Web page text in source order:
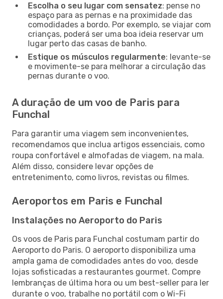
Escolha o seu lugar com sensatez: pense no
espaço para as pernas e na proximidade das
comodidades a bordo. Por exemplo, se viajar com
crianças, poderá ser uma boa ideia reservar um
lugar perto das casas de banho.
Estique os músculos regularmente: levante-se
e movimente-se para melhorar a circulação das
pernas durante o voo.
A duração de um voo de Paris para
Funchal
Para garantir uma viagem sem inconvenientes,
recomendamos que inclua artigos essenciais, como
roupa confortável e almofadas de viagem, na mala.
Além disso, considere levar opções de
entretenimento, como livros, revistas ou filmes.
Aeroportos em Paris e Funchal
Instalações no Aeroporto do Paris
Os voos de Paris para Funchal costumam partir do
Aeroporto do Paris. O aeroporto disponibiliza uma
ampla gama de comodidades antes do voo, desde
lojas sofisticadas a restaurantes gourmet. Compre
lembranças de última hora ou um best-seller para ler
durante o voo, trabalhe no portátil com o Wi-Fi